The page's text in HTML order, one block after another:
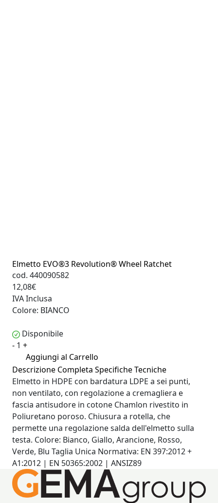
Elmetto EVO®3 Revolution® Wheel Ratchet
cod. 440090582
12,08€
IVA Inclusa
Colore: BIANCO
Disponibile
- 1 +
Aggiungi al Carrello
Descrizione Completa Specifiche Tecniche
Elmetto in HDPE con bardatura LDPE a sei punti,
non ventilato, con regolazione a cremagliera e
fascia antisudore in cotone Chamlon rivestito in
Poliuretano poroso. Chiusura a rotella, che
permette una regolazione salda dell'elmetto sulla
testa. Colore: Bianco, Giallo, Arancione, Rosso,
Verde, Blu Taglia Unica Normativa: EN 397:2012 +
A1:2012 | EN 50365:2002 | ANSIZ89